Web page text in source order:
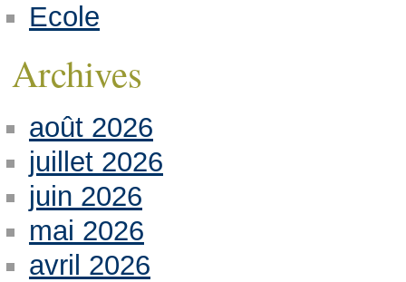
Ecole
Archives
août 2026
juillet 2026
juin 2026
mai 2026
avril 2026